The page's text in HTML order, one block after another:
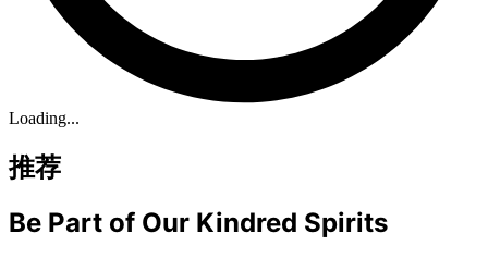
Loading...
推荐
Be Part of Our Kindred Spirits